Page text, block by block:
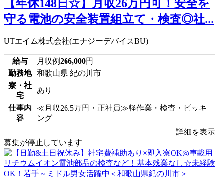
【年休148日☆】月収26万円可！安全を
守る電池の安全装置組立て・検査◎社...
UTエイム株式会社(エナジーデバイスBU)
給与 月収例266,000円
勤務地 和歌山県 紀の川市
寮・社
宅
あり
仕事内
容
≪月収26.5万円・正社員≫軽作業・検査・ピッキ
ング
詳細を表示
募集が停止しています